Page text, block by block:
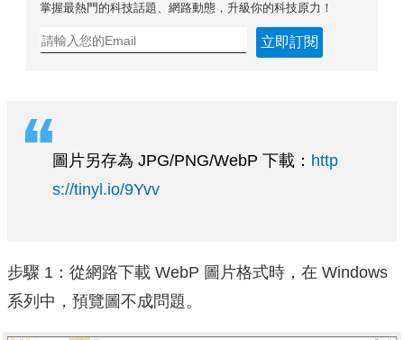
掌握最熱門的科技話題、網路動態，升級你的科技原力！
立即訂閱
圖片另存為 JPG/PNG/WebP 下載： http
s://tinyl.io/9Yvv
步驟 1：從網路下載 WebP 圖片格式時，在 Windows
系列中，預覽圖不成問題。